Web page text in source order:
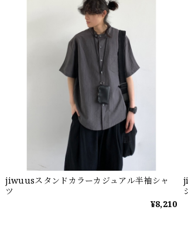
jiwuusスタンドカラーカジュアル半袖シャ
ツ
¥8,210